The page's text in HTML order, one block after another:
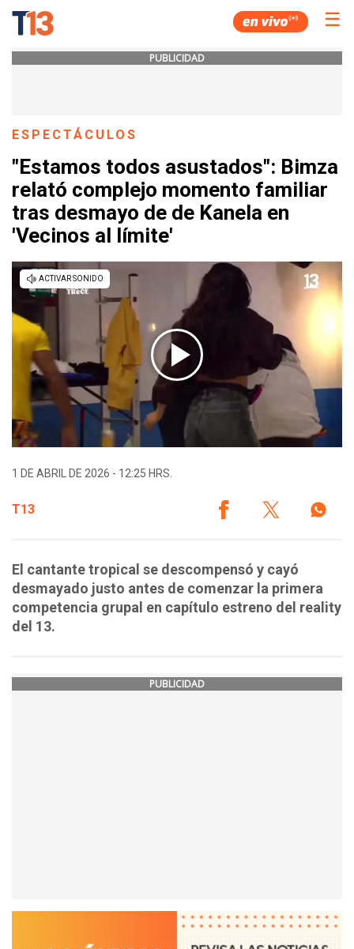
☰
PUBLICIDAD
ESPECTÁCULOS
"Estamos todos asustados": Bimza
relató complejo momento familiar
tras desmayo de de Kanela en
'Vecinos al límite'
1 DE ABRIL DE 2026 - 12:25 HRS.
T13
El cantante tropical se descompensó y cayó
desmayado justo antes de comenzar la primera
competencia grupal en capítulo estreno del reality
del 13.
PUBLICIDAD